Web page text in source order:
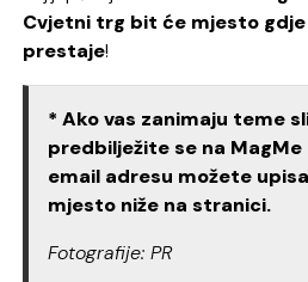
Cvjetni trg bit će mjesto
prestaje!
* Ako vas zanimaju teme
predbilježite se na
email adresu možete
mjesto niže na stranici.
Fotografije: PR